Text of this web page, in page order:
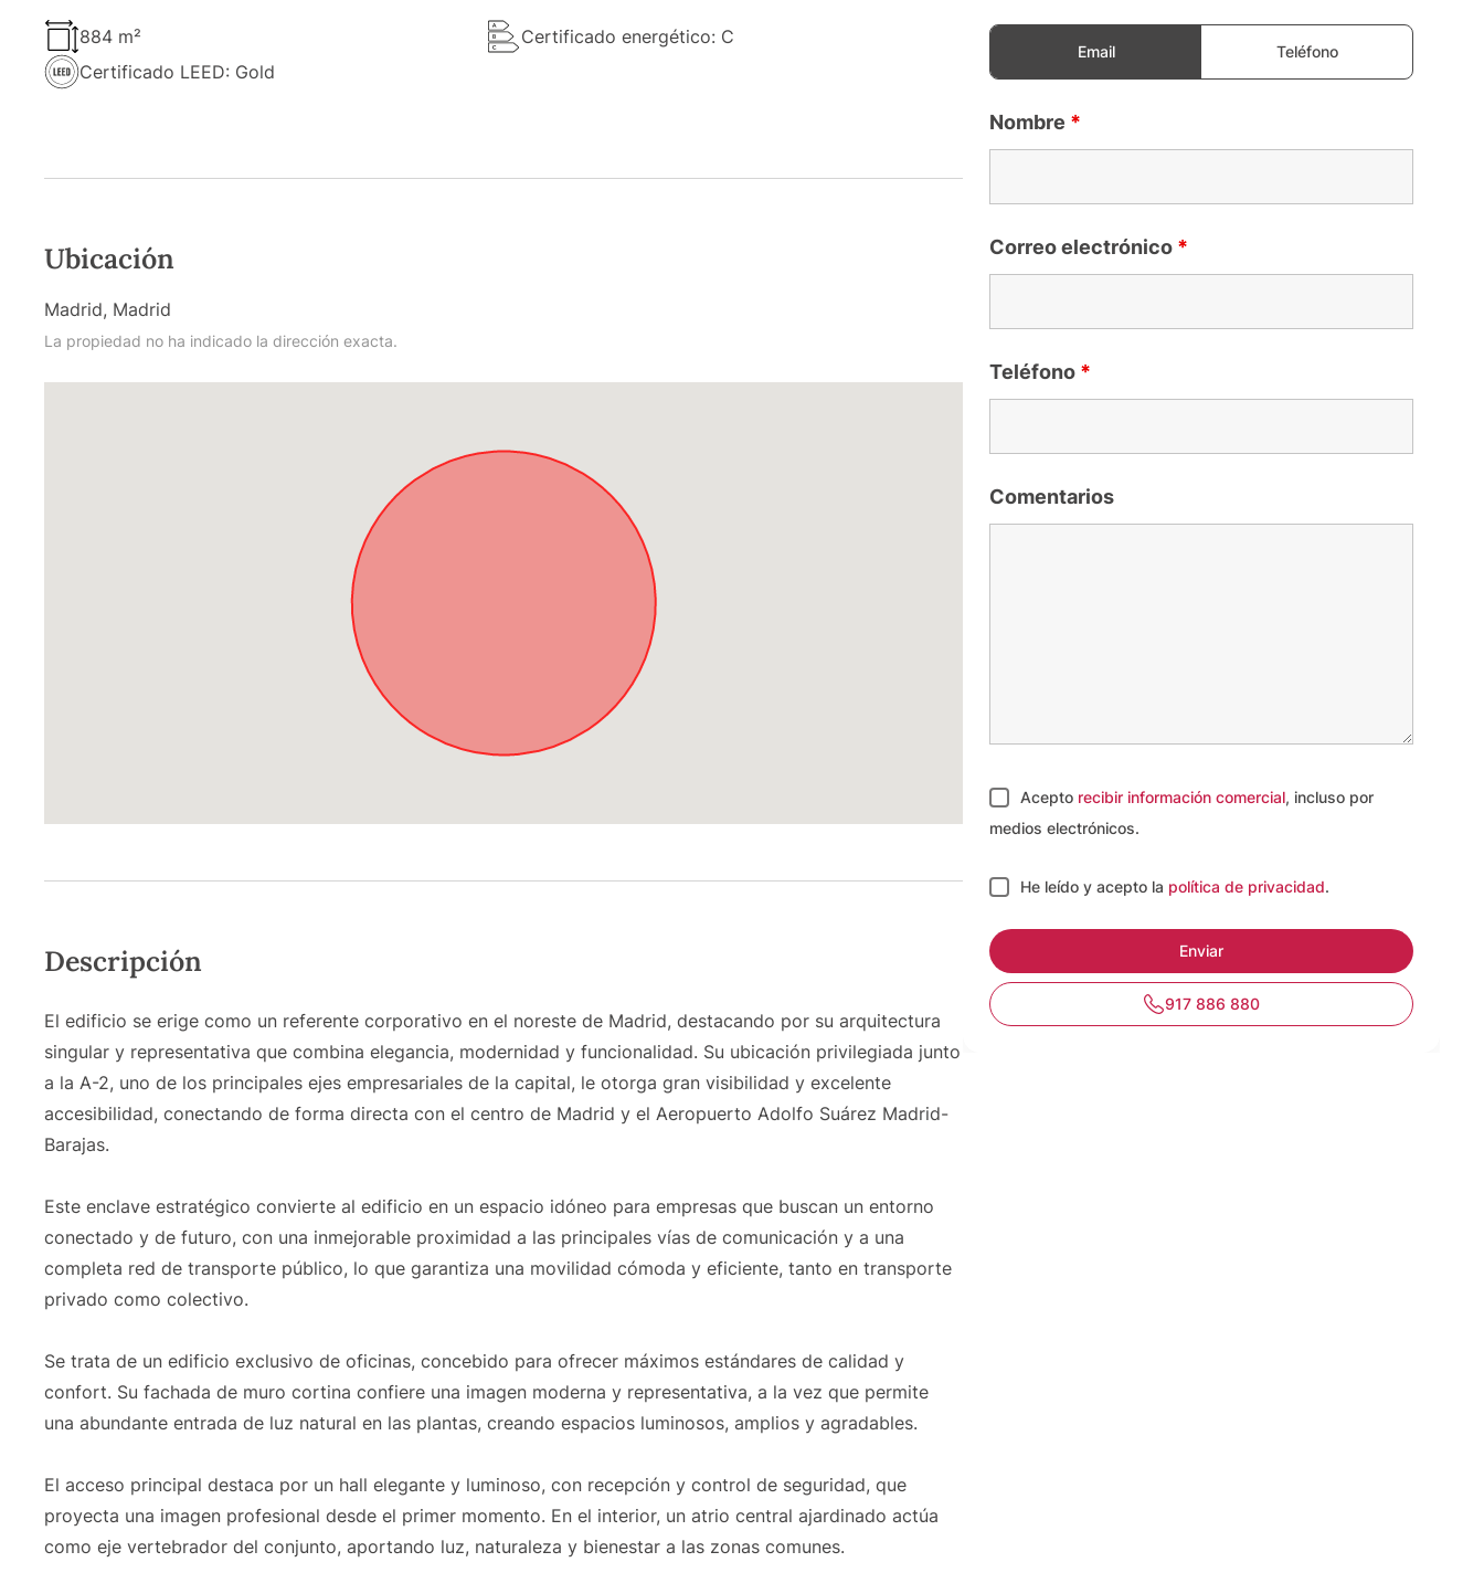
884 m²
Certificado energético: C
Certificado LEED: Gold
Ubicación
Madrid, Madrid
La propiedad no ha indicado la dirección exacta.
Descripción
El edificio se erige como un referente corporativo en el noreste de Madrid, destacando por su arquitectura
singular y representativa que combina elegancia, modernidad y funcionalidad. Su ubicación privilegiada junto
a la A-2, uno de los principales ejes empresariales de la capital, le otorga gran visibilidad y excelente
accesibilidad, conectando de forma directa con el centro de Madrid y el Aeropuerto Adolfo Suárez Madrid-
Barajas.
Este enclave estratégico convierte al edificio en un espacio idóneo para empresas que buscan un entorno
conectado y de futuro, con una inmejorable proximidad a las principales vías de comunicación y a una
completa red de transporte público, lo que garantiza una movilidad cómoda y eficiente, tanto en transporte
privado como colectivo.
Se trata de un edificio exclusivo de oficinas, concebido para ofrecer máximos estándares de calidad y
confort. Su fachada de muro cortina confiere una imagen moderna y representativa, a la vez que permite
una abundante entrada de luz natural en las plantas, creando espacios luminosos, amplios y agradables.
El acceso principal destaca por un hall elegante y luminoso, con recepción y control de seguridad, que
proyecta una imagen profesional desde el primer momento. En el interior, un atrio central ajardinado actúa
como eje vertebrador del conjunto, aportando luz, naturaleza y bienestar a las zonas comunes.
Email Teléfono
Nombre *
Correo electrónico *
Teléfono *
Comentarios
Acepto recibir información comercial, incluso por
medios electrónicos.
He leído y acepto la política de privacidad.
917 886 880